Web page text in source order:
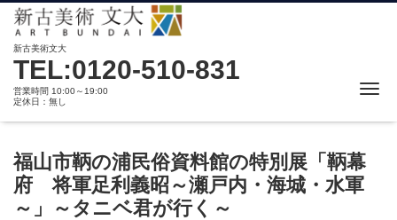
新古美術文大
TEL:0120-510-831
営業時間 10:00～19:00
定休日：無し
福山市鞆の浦民俗資料館の特別展「鞆幕
府 将軍足利義昭～瀬戸内・海城・水軍
～」～タニベ君が行く～